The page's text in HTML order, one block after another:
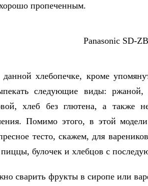
пропеченным.
хлебопечке, кроме
следующие виды:
хлеб без глютена, а также
Помимо этого, в этой
тесто, скажем, для
пиццы, булочек и хлебцов с
сварить фрукты в сиропе или